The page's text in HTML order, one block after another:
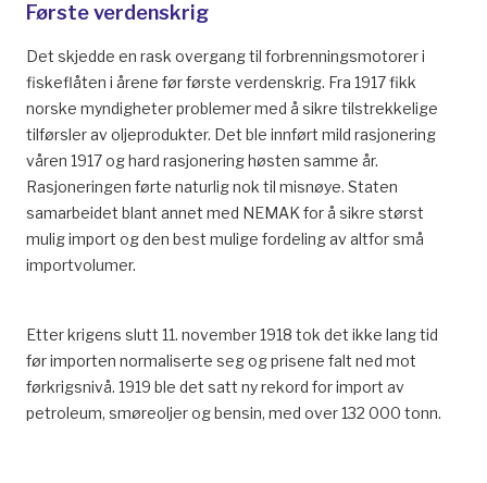
Første verdenskrig
Det skjedde en rask overgang til forbrenningsmotorer i
fiskeflåten i årene før første verdenskrig. Fra 1917 fikk
norske myndigheter problemer med å sikre tilstrekkelige
tilførsler av oljeprodukter. Det ble innført mild rasjonering
våren 1917 og hard rasjonering høsten samme år.
Rasjoneringen førte naturlig nok til misnøye. Staten
samarbeidet blant annet med NEMAK for å sikre størst
mulig import og den best mulige fordeling av altfor små
importvolumer.
Etter krigens slutt 11. november 1918 tok det ikke lang tid
før importen normaliserte seg og prisene falt ned mot
førkrigsnivå. 1919 ble det satt ny rekord for import av
petroleum, smøreoljer og bensin, med over 132 000 tonn.